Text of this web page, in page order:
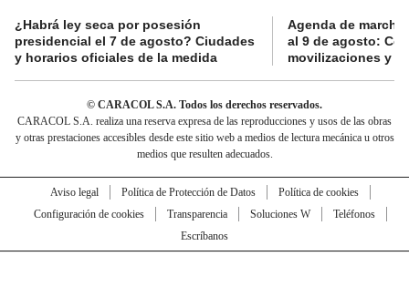
¿Habrá ley seca por posesión
presidencial el 7 de agosto? Ciudades
y horarios oficiales de la medida
Agenda de
al 9 de agosto:
movilizaciones y
© CARACOL S.A. Todos los derechos reservados.
CARACOL S.A. realiza una reserva expresa de las reproducciones y usos de las obras
y otras prestaciones accesibles desde este sitio web a medios de lectura mecánica u otros
medios que resulten adecuados.
Aviso legal Política de Protección de Datos
Política de cookies
Configuración de cookies
Transparencia Soluciones W
Teléfonos
Escríbanos